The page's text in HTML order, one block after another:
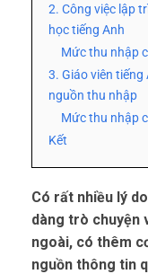
2. Công việc lập
học tiếng Anh
Mức thu nhập
3. Giáo viên tiếng
nguồn thu nhập
Mức thu nhập
Kết
Có rất nhiều lý
dàng trò chuyện
ngoài, có thêm
nguồn thông tin